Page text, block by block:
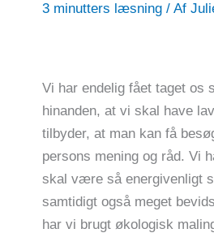
3 minutters læsning / Af
Vi har endelig fået taget os
hinanden, at vi skal have
tilbyder, at man kan få
persons mening og råd. Vi
skal være så energivenligt
samtidigt også meget
har vi brugt økologisk